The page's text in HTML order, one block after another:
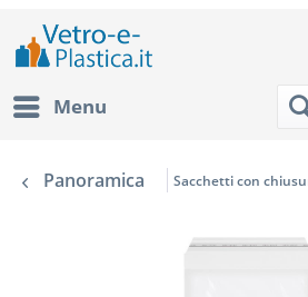
Menu
Panoramica Sacchetti con